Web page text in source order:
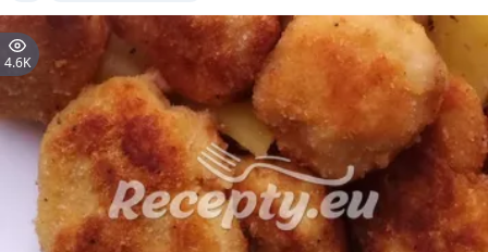
4.6K